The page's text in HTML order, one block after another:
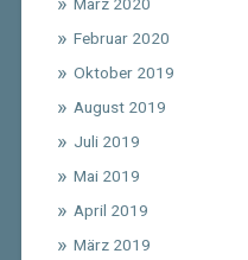
Februar 2020
Oktober 2019
August 2019
Juli 2019
Mai 2019
April 2019
März 2019